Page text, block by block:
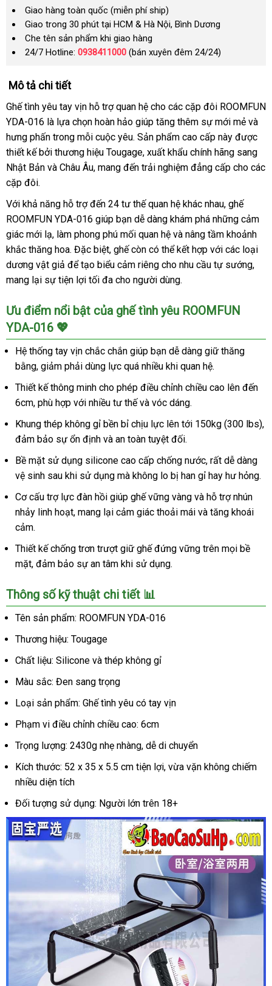
Giao hàng toàn quốc (miễn phí ship)
Giao trong 30 phút tại HCM & Hà Nội, Bình Dương
Che tên sản phẩm khi giao hàng
24/7 Hotline: 0938411000 (bán xuyên đêm 24/24)
Mô tả chi tiết
Ghế tình yêu tay vịn hỗ trợ quan hệ cho các cặp đôi ROOMFUN
YDA-016 là lựa chọn hoàn hảo giúp tăng thêm sự mới mẻ và
hưng phấn trong mỗi cuộc yêu. Sản phẩm cao cấp này được
thiết kế bởi thương hiệu Tougage, xuất khẩu chính hãng sang
Nhật Bản và Châu Âu, mang đến trải nghiệm đẳng cấp cho các
cặp đôi.
Với khả năng hỗ trợ đến 24 tư thế quan hệ khác nhau, ghế
ROOMFUN YDA-016 giúp bạn dễ dàng khám phá những cảm
giác mới lạ, làm phong phú mối quan hệ và nâng tầm khoảnh
khắc thăng hoa. Đặc biệt, ghế còn có thể kết hợp với các loại
dương vật giả để tạo biểu cảm riêng cho nhu cầu tự sướng,
mang lại sự tiện lợi tối đa cho người dùng.
Ưu điểm nổi bật của ghế tình yêu ROOMFUN
YDA-016 💖
Hệ thống tay vịn chắc chắn giúp bạn dễ dàng giữ thăng
bằng, giảm phải dùng lực quá nhiều khi quan hệ.
Thiết kế thông minh cho phép điều chỉnh chiều cao lên đến
6cm, phù hợp với nhiều tư thế và vóc dáng.
Khung thép không gỉ bền bỉ chịu lực lên tới 150kg (300 lbs),
đảm bảo sự ổn định và an toàn tuyệt đối.
Bề mặt sử dụng silicone cao cấp chống nước, rất dễ dàng
vệ sinh sau khi sử dụng mà không lo bị han gỉ hay hư hỏng.
Cơ cấu trợ lực đàn hồi giúp ghế vững vàng và hỗ trợ nhún
nhảy linh hoạt, mang lại cảm giác thoải mái và tăng khoái
cảm.
Thiết kế chống trơn trượt giữ ghế đứng vững trên mọi bề
mặt, đảm bảo sự an tâm khi sử dụng.
Thông số kỹ thuật chi tiết 📊
Tên sản phẩm: ROOMFUN YDA-016
Thương hiệu: Tougage
Chất liệu: Silicone và thép không gỉ
Màu sắc: Đen sang trọng
Loại sản phẩm: Ghế tình yêu có tay vịn
Phạm vi điều chỉnh chiều cao: 6cm
Trọng lượng: 2430g nhẹ nhàng, dễ di chuyển
Kích thước: 52 x 35 x 5.5 cm tiện lợi, vừa vặn không chiếm
nhiều diện tích
Đối tượng sử dụng: Người lớn trên 18+